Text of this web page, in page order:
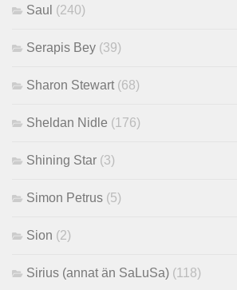
Saul (240)
Serapis Bey (39)
Sharon Stewart (68)
Sheldan Nidle (176)
Shining Star (3)
Simon Petrus (5)
Sion (2)
Sirius (annat än SaLuSa) (118)